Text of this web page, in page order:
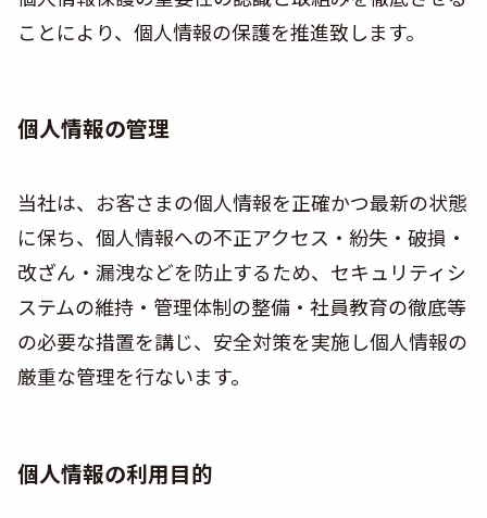
ことにより、個人情報の保護を推進致します。
個人情報の管理
当社は、お客さまの個人情報を正確かつ最新の状態
に保ち、個人情報への不正アクセス・紛失・破損・
改ざん・漏洩などを防止するため、セキュリティシ
ステムの維持・管理体制の整備・社員教育の徹底等
の必要な措置を講じ、安全対策を実施し個人情報の
厳重な管理を行ないます。
個人情報の利用目的